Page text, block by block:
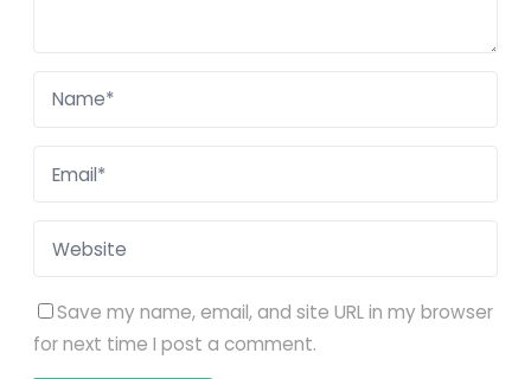
Save my name, email, and site URL in my browser
for next time I post a comment.